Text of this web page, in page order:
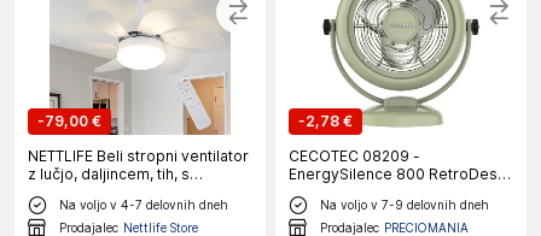
-79,00 €
NETTLIFE Beli stropni ventilator
z lučjo, daljincem, tih, s
časovnikom, 6 lopatic, za
spalnicoNa voljo v 4-7 delovnih dneh
Prodajalec Nettlife Store
-2,78 €
CECOTEC 08209 -
EnergySilence 800 RetroDesk
Zelena
Na voljo v 7-9 delovnih dneh
Prodajalec PRECIOMANIA